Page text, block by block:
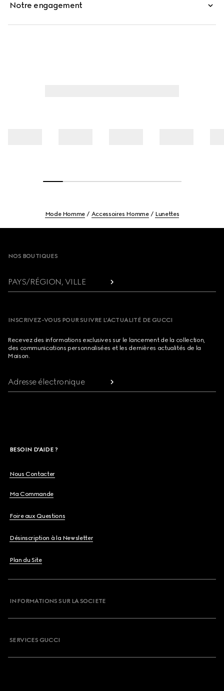
Notre engagement
Mode Homme Accessoires Homme Lunettes
NOS BOUTIQUES
PAYS/RÉGION, VILLE
INSCRIVEZ-VOUS POUR SUIVRE L’ACTUALITÉ DE GUCCI
Recevez des informations exclusives sur le lancement de la collection,
des communications personnalisées et les dernières actualités de la
Maison.
Adresse électronique
BESOIN D'AIDE ?
Nous Contacter
Ma Commande
Foire aux Questions
Désinscription à la Newsletter
Plan du Site
INFORMATIONS SUR LA SOCIETE
SERVICES GUCCI